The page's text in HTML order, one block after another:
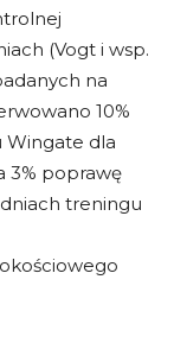
(Vogt i wsp.
na
10%
Wingate dla
3% poprawę
treningu